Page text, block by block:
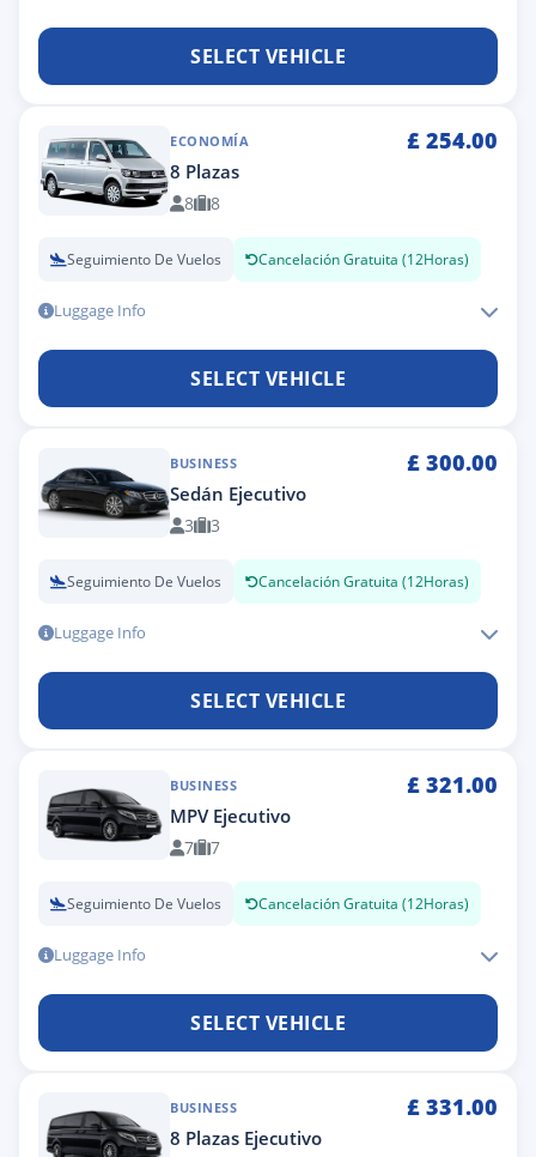
SELECT VEHICLE
ECONOMÍA £ 254.00
8 Plazas
8 8
Seguimiento De Vuelos Cancelación Gratuita (12Horas)
Luggage Info
SELECT VEHICLE
BUSINESS £ 300.00
Sedán Ejecutivo
3 3
Seguimiento De Vuelos Cancelación Gratuita (12Horas)
Luggage Info
SELECT VEHICLE
BUSINESS £ 321.00
MPV Ejecutivo
7 7
Seguimiento De Vuelos Cancelación Gratuita (12Horas)
Luggage Info
SELECT VEHICLE
BUSINESS £ 331.00
8 Plazas Ejecutivo